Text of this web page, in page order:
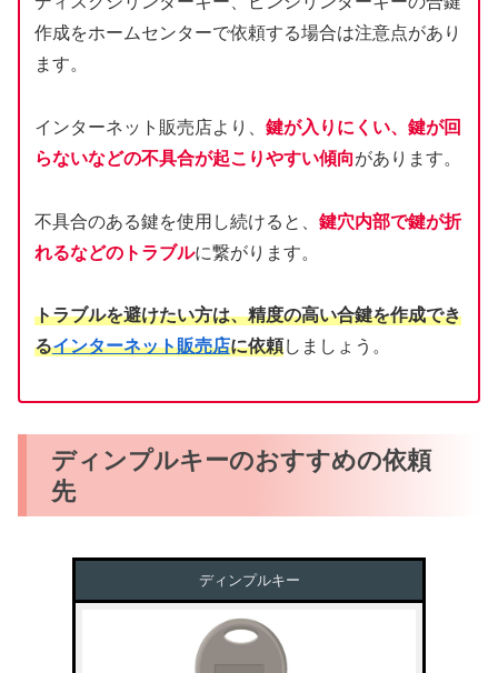
作成をホームセンターで依頼する場合は注意点があり
ます。
インターネット販売店より、 鍵が入りにくい、鍵が回
らないなどの不具合が起こりやすい傾向があります。
不具合のある鍵を使用し続けると、 鍵穴内部で鍵が折
れるなどのトラブルに繋がります。
トラブルを避けたい方は、精度の高い合鍵を作成でき
るインターネット販売店に依頼しましょう。
ディンプルキーのおすすめの依頼
先
ディンプルキー